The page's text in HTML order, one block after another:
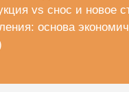
vs снос и новое
основа